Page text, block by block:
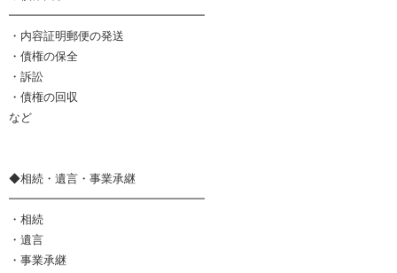
━━━━━━━━━━━━━━━━━
・内容証明郵便の発送
・債権の保全
・訴訟
・債権の回収
など
◆相続・遺言・事業承継
━━━━━━━━━━━━━━━━━
・相続
・遺言
・事業承継